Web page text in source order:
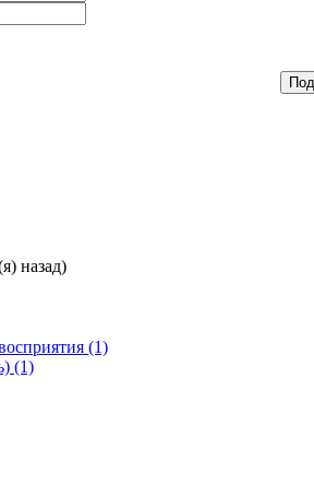
назад)
(1)
(1)